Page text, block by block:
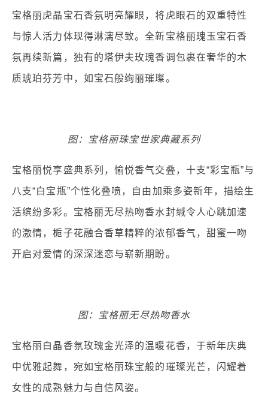
宝格丽虎晶宝石香氛明亮耀眼，将虎眼石的双重特性
与惊人活力体现得淋漓尽致。全新宝格丽瑰玉宝石香
氛再续新篇，独有的塔伊夫玫瑰香调包裹在奢华的木
质琥珀芬芳中，如宝石般绚丽璀璨。
图：宝格丽珠宝世家典藏系列
宝格丽悦享盛典系列，愉悦香气交叠，十支“彩宝瓶”与
八支“白宝瓶”个性化叠喷，自由加乘多姿新年，描绘生
活缤纷多彩。宝格丽无尽热吻香水封缄令人心跳加速
的激情，栀子花融合香草精粹的浓郁香气，甜蜜一吻
开启对爱情的深深迷恋与崭新期盼。
图：宝格丽无尽热吻香水
宝格丽白晶香氛玫瑰金光泽的温暖花香，于新年庆典
中优雅起舞，宛如宝格丽珠宝般的璀璨光芒，闪耀着
女性的成熟魅力与自信风姿。